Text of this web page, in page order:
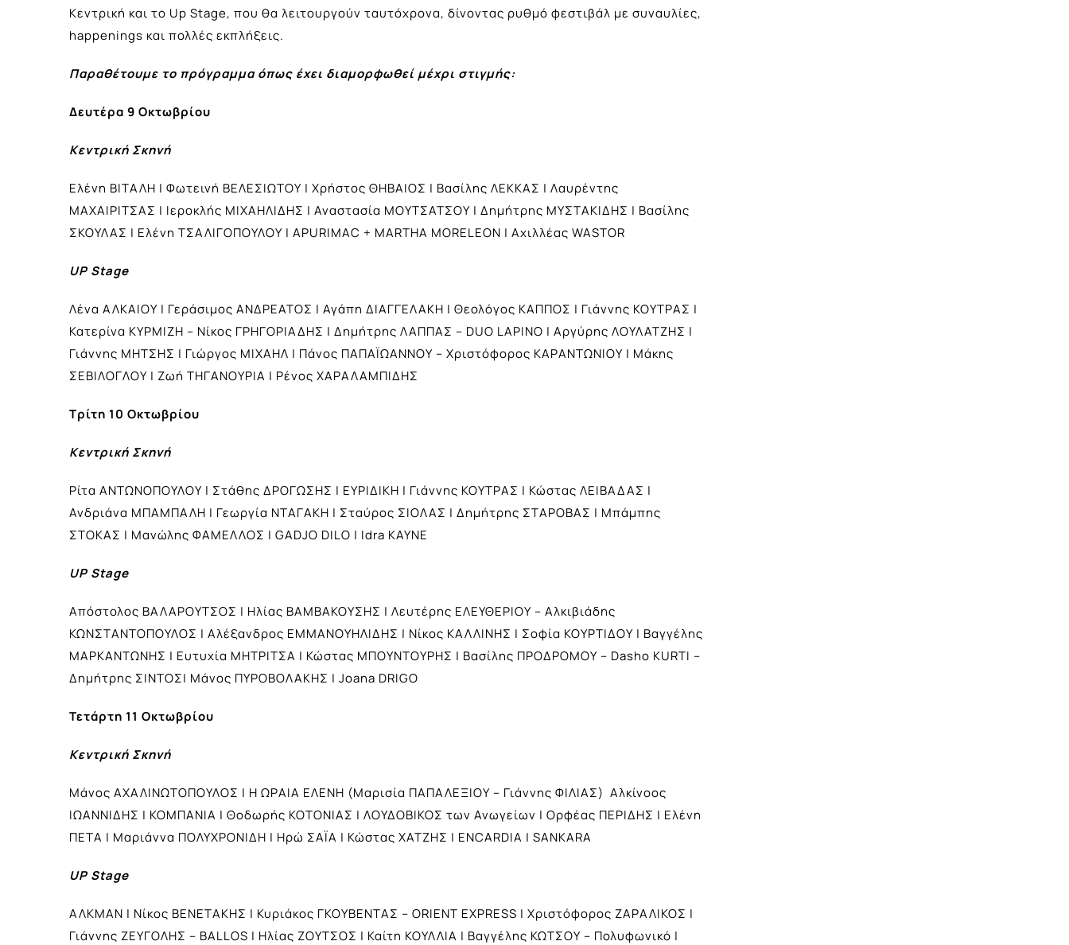
Κεντρική και το Up Stage, που θα λειτουργούν ταυτόχρονα, δίνοντας ρυθμό φεστιβάλ με συναυλίες,
happenings και πολλές εκπλήξεις.
Παραθέτουμε το πρόγραμμα όπως έχει διαμορφωθεί μέχρι στιγμής:
Δευτέρα 9 Οκτωβρίου
Κεντρική Σκηνή
Ελένη ΒΙΤΑΛΗ | Φωτεινή ΒΕΛΕΣΙΩΤΟΥ | Χρήστος ΘΗΒΑΙΟΣ | Βασίλης ΛΕΚΚΑΣ | Λαυρέντης
ΜΑΧΑΙΡΙΤΣΑΣ | Ιεροκλής ΜΙΧΑΗΛΙΔΗΣ | Αναστασία ΜΟΥΤΣΑΤΣΟΥ | Δημήτρης ΜΥΣΤΑΚΙΔΗΣ | Βασίλης
ΣΚΟΥΛΑΣ | Ελένη ΤΣΑΛΙΓΟΠΟΥΛΟΥ | APURIMAC + MARTHA MORELEON | Αχιλλέας WASTOR
UP Stage
Λένα ΑΛΚΑΙΟΥ | Γεράσιμος ΑΝΔΡΕΑΤΟΣ | Αγάπη ΔΙΑΓΓΕΛΑΚΗ | Θεολόγος ΚΑΠΠΟΣ | Γιάννης ΚΟΥΤΡΑΣ |
Κατερίνα ΚΥΡΜΙΖΗ – Νίκος ΓΡΗΓΟΡΙΑΔΗΣ | Δημήτρης ΛΑΠΠΑΣ – DUO LAPINO | Αργύρης ΛΟΥΛΑΤΖΗΣ |
Γιάννης ΜΗΤΣΗΣ | Γιώργος ΜΙΧΑΗΛ | Πάνος ΠΑΠΑΪΩΑΝΝΟΥ – Χριστόφορος ΚΑΡΑΝΤΩΝΙΟΥ | Μάκης
ΣΕΒΙΛΟΓΛΟΥ | Ζωή ΤΗΓΑΝΟΥΡΙΑ | Ρένος ΧΑΡΑΛΑΜΠΙΔΗΣ
Τρίτη 10 Οκτωβρίου
Κεντρική Σκηνή
Ρίτα ΑΝΤΩΝΟΠΟΥΛΟΥ | Στάθης ΔΡΟΓΩΣΗΣ | ΕΥΡΙΔΙΚΗ | Γιάννης ΚΟΥΤΡΑΣ | Κώστας ΛΕΙΒΑΔΑΣ |
Ανδριάνα ΜΠΑΜΠΑΛΗ | Γεωργία ΝΤΑΓΑΚΗ | Σταύρος ΣΙΟΛΑΣ | Δημήτρης ΣΤΑΡΟΒΑΣ | Μπάμπης
ΣΤΟΚΑΣ | Μανώλης ΦΑΜΕΛΛΟΣ | GADJO DILO | Idra KAYNE
UP Stage
Απόστολος ΒΑΛΑΡΟΥΤΣΟΣ | Ηλίας ΒΑΜΒΑΚΟΥΣΗΣ | Λευτέρης ΕΛΕΥΘΕΡΙΟΥ – Αλκιβιάδης
ΚΩΝΣΤΑΝΤΟΠΟΥΛΟΣ | Αλέξανδρος ΕΜΜΑΝΟΥΗΛΙΔΗΣ | Νίκος ΚΑΛΛΙΝΗΣ | Σοφία ΚΟΥΡΤΙΔΟΥ | Βαγγέλης
ΜΑΡΚΑΝΤΩΝΗΣ | Ευτυχία ΜΗΤΡΙΤΣΑ | Κώστας ΜΠΟΥΝΤΟΥΡΗΣ | Βασίλης ΠΡΟΔΡΟΜΟΥ – Dasho KURTI –
Δημήτρης ΣΙΝΤΟΣ| Μάνος ΠΥΡΟΒΟΛΑΚΗΣ | Joana DRIGO
Τετάρτη 11 Οκτωβρίου
Κεντρική Σκηνή
Μάνος ΑΧΑΛΙΝΩΤΟΠΟΥΛΟΣ | Η ΩΡΑΙΑ ΕΛΕΝΗ (Μαρισία ΠΑΠΑΛΕΞΙΟΥ – Γιάννης ΦΙΛΙΑΣ) Αλκίνοος
ΙΩΑΝΝΙΔΗΣ | ΚΟΜΠΑΝΙΑ | Θοδωρής ΚΟΤΟΝΙΑΣ | ΛΟΥΔΟΒΙΚΟΣ των Ανωγείων | Ορφέας ΠΕΡΙΔΗΣ | Ελένη
ΠΕΤΑ | Μαριάννα ΠΟΛΥΧΡΟΝΙΔΗ | Ηρώ ΣΑΪΑ | Κώστας ΧΑΤΖΗΣ | ENCARDIA | SANKARA
UP Stage
ΑΛΚΜΑΝ | Νίκος ΒΕΝΕΤΑΚΗΣ | Κυριάκος ΓΚΟΥΒΕΝΤΑΣ – ORIENT EXPRESS | Χριστόφορος ΖΑΡΑΛΙΚΟΣ |
Γιάννης ΖΕΥΓΟΛΗΣ – BALLOS | Ηλίας ΖΟΥΤΣΟΣ | Καίτη ΚΟΥΛΛΙΑ | Βαγγέλης ΚΩΤΣΟΥ – Πολυφωνικό |